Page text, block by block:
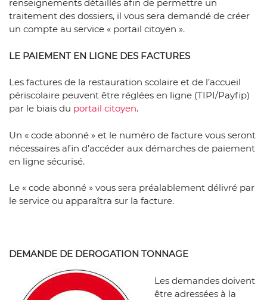
renseignements détaillés afin de permettre un
traitement des dossiers, il vous sera demandé de créer
un compte au service « portail citoyen ».
LE PAIEMENT EN LIGNE DES FACTURES
Les factures de la restauration scolaire et de l’accueil
périscolaire peuvent être réglées en ligne (TIPI/Payfip)
par le biais du portail citoyen.
Un « code abonné » et le numéro de facture vous seront
nécessaires afin d’accéder aux démarches de paiement
en ligne sécurisé.
Le « code abonné » vous sera préalablement délivré par
le service ou apparaîtra sur la facture.
DEMANDE DE DEROGATION TONNAGE
Les demandes doivent
être adressées à la